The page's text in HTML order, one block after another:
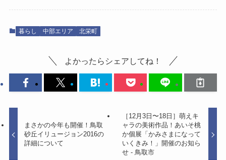
暮らし 中部エリア 北栄町
よかったらシェアしてね！
まさかの今年も開催！鳥取
砂丘イリュージョン2016の
詳細について
［12月3日〜18日］萌えキ
ャラの美術作品！あいそ桃
か個展「かみさまになって
いくきみ！」開催のお知ら
せ - 鳥取市